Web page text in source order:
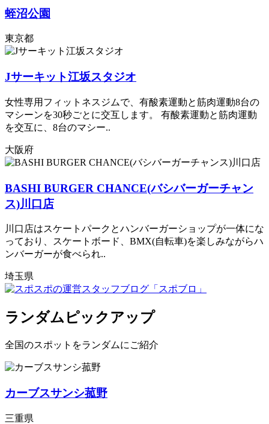
蛭沼公園
東京都
Jサーキット江坂スタジオ
女性専用フィットネスジムで、有酸素運動と筋肉運動8台の
マシーンを30秒ごとに交互します。 有酸素運動と筋肉運動
を交互に、8台のマシー..
大阪府
BASHI BURGER CHANCE(バシバーガーチャン
ス)川口店
川口店はスケートパークとハンバーガーショップが一体にな
っており、スケートボード、BMX(自転車)を楽しみながらハ
ンバーガーが食べられ..
埼玉県
ランダムピックアップ
全国のスポットをランダムにご紹介
カーブスサンシ菰野
三重県